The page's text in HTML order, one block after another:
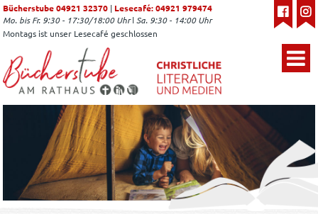
Bücherstube 04921 32370 | Lesecafé: 04921 979474
Mo. bis Fr. 9:30 - 17:30/18:00 Uhr ǀ Sa. 9:30 - 14:00 Uhr
Montags ist unser Lesecafé geschlossen